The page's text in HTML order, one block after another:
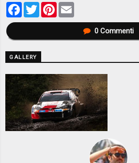
Facebook
TwitterPinterest
0Commenti
GALLERY